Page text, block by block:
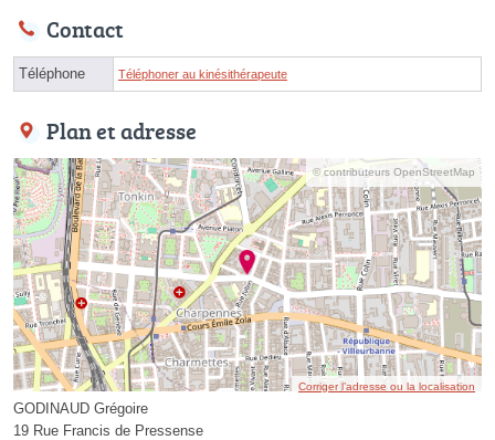
Contact
Téléphone Téléphoner au kinésithérapeute
Plan et adresse
© contributeurs OpenStreetMap
Corriger l’adresse ou la localisation
GODINAUD Grégoire
19 Rue Francis de Pressense